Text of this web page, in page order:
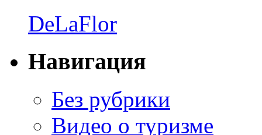
DeLaFlor
Навигация
Без рубрики
Видео о туризме